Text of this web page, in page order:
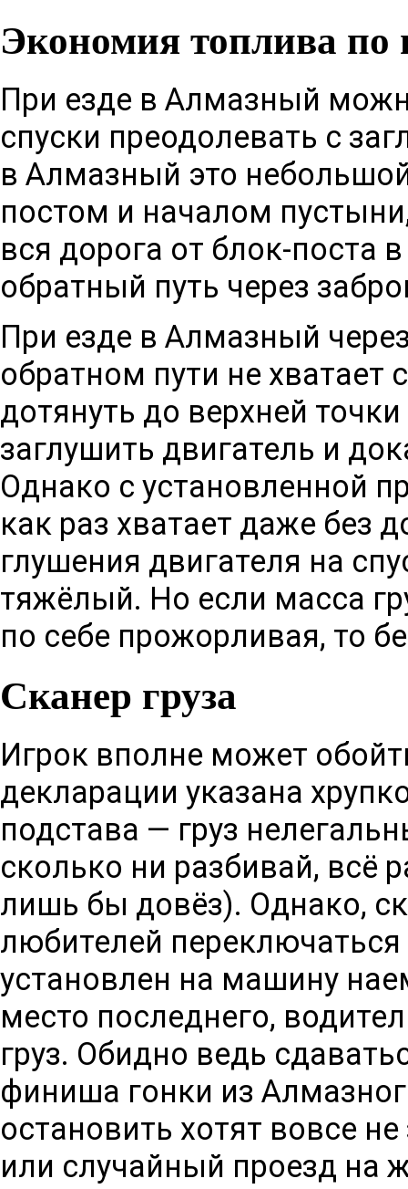
Экономия топлива
При езде в Алмазный
спуски преодолевать с
в Алмазный это
постом и началом
вся дорога от блок-поста
обратный путь через
При езде в Алмазный
обратном пути не хватает
дотянуть до верхней
заглушить двигатель и
Однако с установленной
как раз хватает даже без
глушения двигателя на
тяжёлый. Но если масса
по себе прожорливая, то
Сканер груза
Игрок вполне может
декларации указана
подстава — груз
сколько ни разбивай, всё
лишь бы довёз). Однако,
любителей
установлен на машину
место последнего,
груз. Обидно ведь
финиша гонки из
остановить хотят вовсе
или случайный проезд на